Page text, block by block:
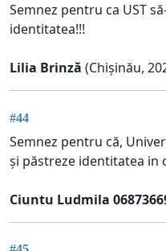
Semnez pentru ca UST
identitatea!!!
Lilia Brinză (Chișinău,
#44
Semnez pentru că,
și păstreze identitatea in
Ciuntu Ludmila